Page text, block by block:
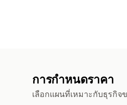
การกำหนดราคา
เลือกแผนที่เหมาะกับธุรกิ